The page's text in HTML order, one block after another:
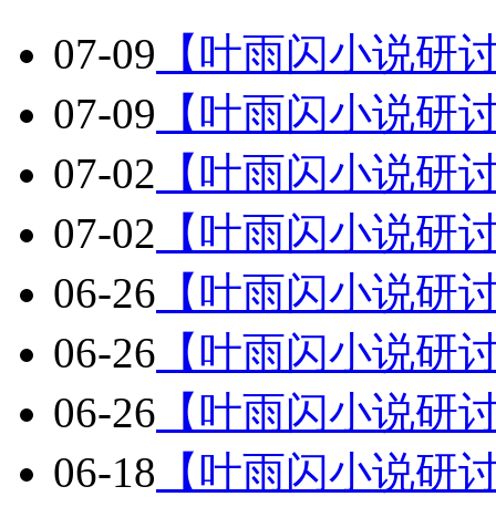
07-09 【叶雨闪小说研
07-09 【叶雨闪小说研
07-02 【叶雨闪小说研
07-02 【叶雨闪小说研
06-26 【叶雨闪小说研
06-26 【叶雨闪小说研
06-26 【叶雨闪小说研
06-18 【叶雨闪小说研